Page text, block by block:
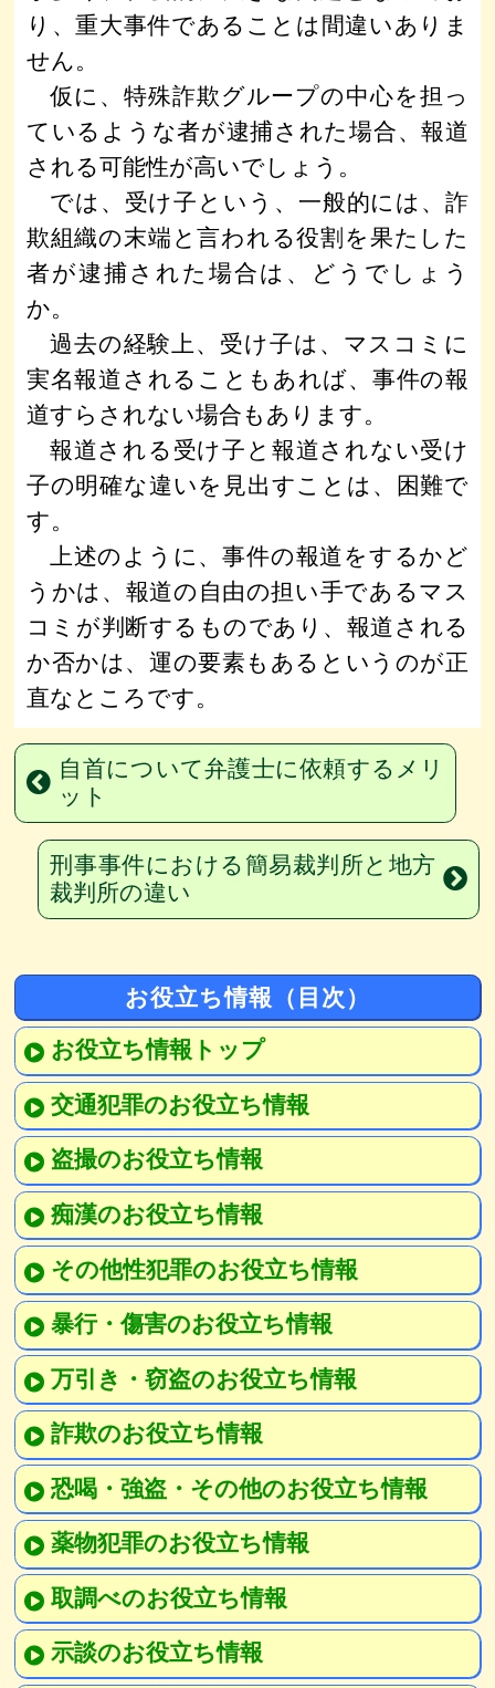
り、重大事件であることは間違いありま
せん。
仮に、特殊詐欺グループの中心を担っ
ているような者が逮捕された場合、報道
される可能性が高いでしょう。
では、受け子という、一般的には、詐
欺組織の末端と言われる役割を果たした
者が逮捕された場合は、どうでしょう
か。
過去の経験上、受け子は、マスコミに
実名報道されることもあれば、事件の報
道すらされない場合もあります。
報道される受け子と報道されない受け
子の明確な違いを見出すことは、困難で
す。
上述のように、事件の報道をするかど
うかは、報道の自由の担い手であるマス
コミが判断するものであり、報道される
か否かは、運の要素もあるというのが正
直なところです。
自首について弁護士に依頼するメリ
ット
刑事事件における簡易裁判所と地方
裁判所の違い
お役立ち情報（目次）
お役立ち情報トップ
交通犯罪のお役立ち情報
盗撮のお役立ち情報
痴漢のお役立ち情報
その他性犯罪のお役立ち情報
暴行・傷害のお役立ち情報
万引き・窃盗のお役立ち情報
詐欺のお役立ち情報
恐喝・強盗・その他のお役立ち情報
薬物犯罪のお役立ち情報
取調べのお役立ち情報
示談のお役立ち情報